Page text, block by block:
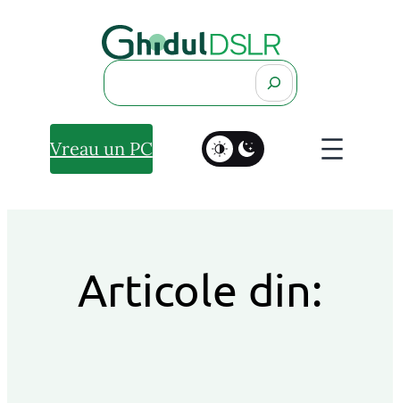
Search
Vreau un PC
Articole din: